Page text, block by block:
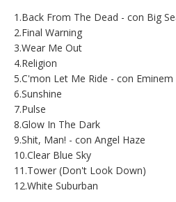
1.Back From The Dead - con Big
2.Final Warning
3.Wear Me Out
4.Religion
5.C'mon Let Me Ride - con Eminem
6.Sunshine
7.Pulse
8.Glow In The Dark
9.Shit, Man! - con Angel Haze
10.Clear Blue Sky
11.Tower (Don't Look Down)
12.White Suburban